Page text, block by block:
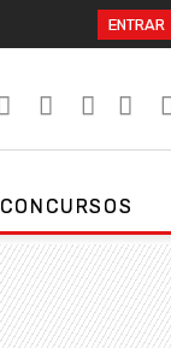
ENTRAR
CONCURSOS